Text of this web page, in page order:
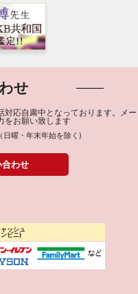
せ
対応自粛中となっております。メー
をお願い致します
曜・年末年始を除く)
合わせ
ッシュ
ビニ)